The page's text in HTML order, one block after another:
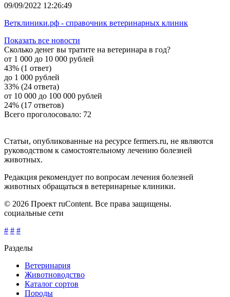
09/09/2022 12:26:49
Ветклиники.рф - справочник ветеринарных клиник
Показать все новости
Сколько денег вы тратите на ветеринара в год?
от 1 000 до 10 000 рублей
43% (1 ответ)
до 1 000 рублей
33% (24 ответа)
от 10 000 до 100 000 рублей
24% (17 ответов)
Всего проголосовало: 72
Статьи, опубликованные на ресурсе fermers.ru, не являются
руководством к самостоятельному лечению болезней
животных.
Редакция рекомендует по вопросам лечения болезней
животных обращаться в ветеринарные клиники.
© 2026 Проект ruContent. Все права защищены.
социальные сети
# # #
Разделы
Ветеринария
Животноводство
Каталог сортов
Породы